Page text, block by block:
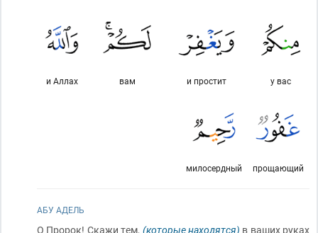
у вас
и простит
вам
и Аллах
прощающий
милосердный
АБУ АДЕЛЬ
О Пророк! Скажи тем, (которые находятся) в ваших руках